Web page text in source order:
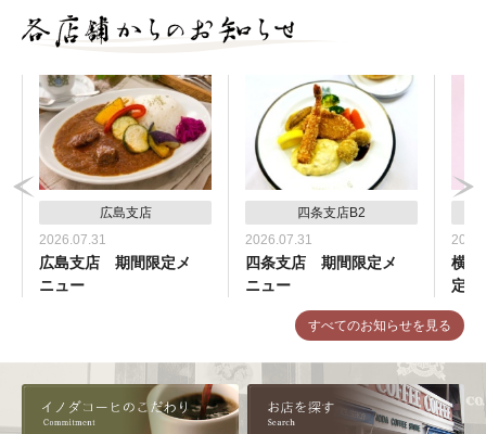
すべてのお知らせを見る
広島支店
2026.07.31
広島支店 期間限定メ
ニュー
四条支店B2
2026.07.31
四条支店 期間限定メ
ニュー
横
定メ